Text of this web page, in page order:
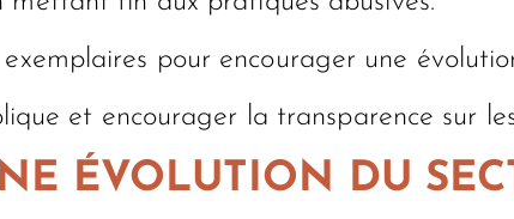
pour encourager une
et encourager la transparence sur
ÉVOLUTION DU